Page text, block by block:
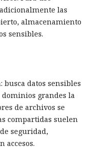
las
almacenamiento
sensibles.
datos sensibles
dominios grandes la
de archivos se
compartidas suelen
seguridad,
accesos.